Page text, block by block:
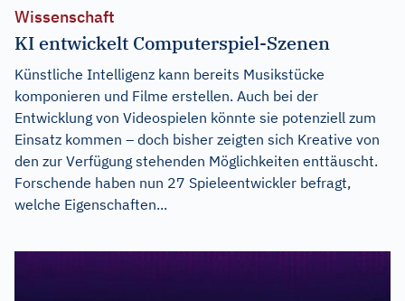
Wissenschaft
KI entwickelt Computerspiel-Szenen
Künstliche Intelligenz kann bereits Musikstücke
komponieren und Filme erstellen. Auch bei der
Entwicklung von Videospielen könnte sie potenziell zum
Einsatz kommen – doch bisher zeigten sich Kreative von
den zur Verfügung stehenden Möglichkeiten enttäuscht.
Forschende haben nun 27 Spieleentwickler befragt,
welche Eigenschaften...